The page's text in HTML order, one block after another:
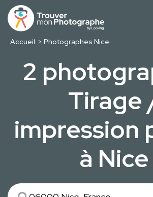
Accueil Photographes Nice
2
Tirage
impression
à Nice